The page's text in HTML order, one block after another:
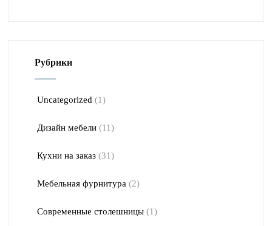
Рубрики
Uncategorized (1)
Дизайн мебели(11)
Кухни на заказ(31)
Мебельная фурнитура (2)
Современные столешницы(1)